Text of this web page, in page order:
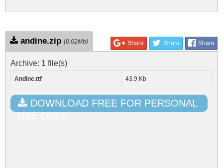
andine.zip (0.02Mb) Share Share Share
Archive: 1 file(s)
Andine.ttf 43.9 Kb
DOWNLOAD FREE FOR PERSONAL
USE ONLY